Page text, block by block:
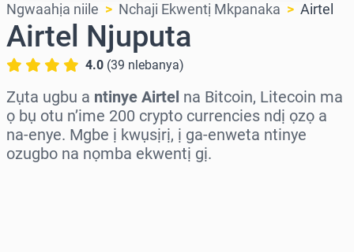
Ngwaahịa niile Nchaji Ekwentị Mkpanaka Airtel
Airtel Njuputa
4.0 (39 nlebanya)
Zụta ugbu a ntinye Airtel na Bitcoin, Litecoin ma
ọ bụ otu n’ime 200 crypto currencies ndị ọzọ a
na-enye. Mgbe ị kwụsịrị, ị ga-enweta ntinye
ozugbo na nọmba ekwentị gị.